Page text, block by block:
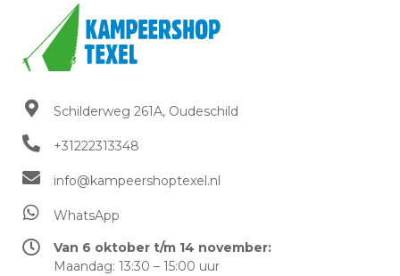
Schilderweg 261A, Oudeschild​
+31222313348
info@kampeershoptexel.nl
WhatsApp
Van 6 oktober t/m 14 november:
Maandag: 13:30 – 15:00 uur